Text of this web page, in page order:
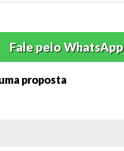
Fale pelo WhatsApp
proposta